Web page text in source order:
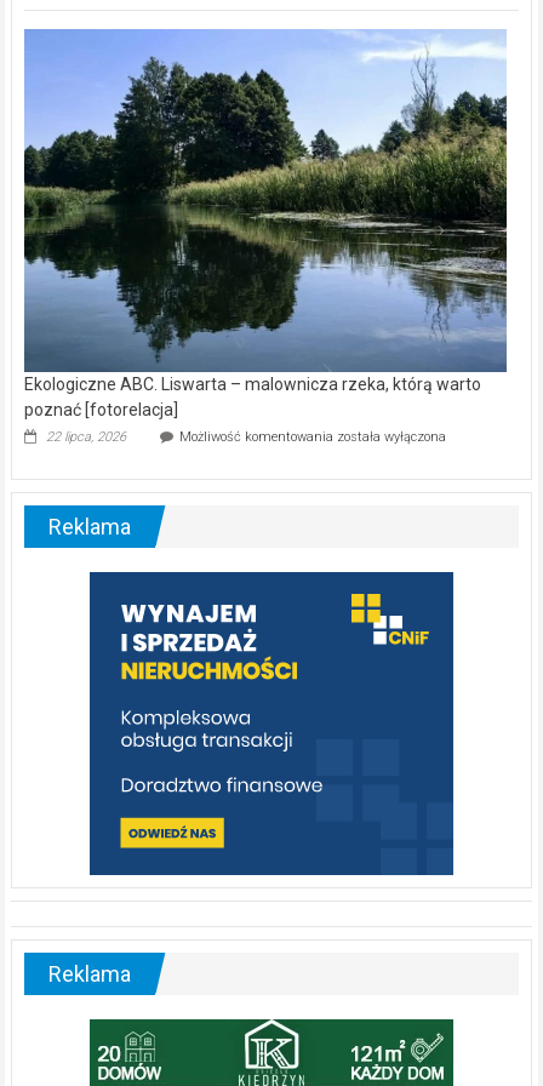
kamerą
wśród
Ekologiczne ABC. Liswarta – malownicza rzeka, którą warto
poznać [fotorelacja]
22 lipca, 2026 Możliwość komentowania Ekologiczne
–
warto
poznać
[fotorelacja]
została wyłączona
Reklama
Reklama